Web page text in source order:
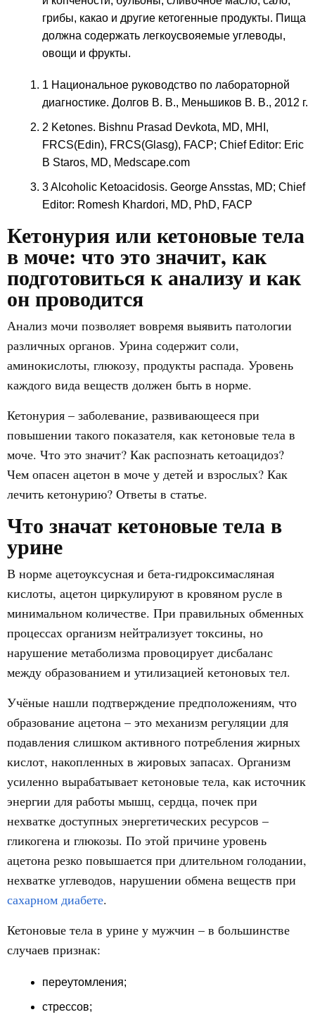
грибы, какао и другие кетогенные продукты. Пища
должна содержать легкоусвояемые углеводы,
овощи и фрукты.
1 Национальное руководство по лабораторной
диагностике. Долгов В. В., Меньшиков В. В., 2012 г.
2 Ketones. Bishnu Prasad Devkota, MD, MHI,
FRCS(Edin), FRCS(Glasg), FACP; Chief Editor: Eric
B Staros, MD, Medscape.com
3 Alcoholic Ketoacidosis. George Ansstas, MD; Chief
Editor: Romesh Khardori, MD, PhD, FACP
Кетонурия или кетоновые тела
в моче: что это значит, как
подготовиться к анализу и как
он проводится
Анализ мочи позволяет вовремя выявить патологии
различных органов. Урина содержит соли,
аминокислоты, глюкозу, продукты распада. Уровень
каждого вида веществ должен быть в норме.
Кетонурия – заболевание, развивающееся при
повышении такого показателя, как кетоновые тела в
моче. Что это значит? Как распознать кетоацидоз?
Чем опасен ацетон в моче у детей и взрослых? Как
лечить кетонурию? Ответы в статье.
Что значат кетоновые тела в
урине
В норме ацетоуксусная и бета-гидроксимасляная
кислоты, ацетон циркулируют в кровяном русле в
минимальном количестве. При правильных обменных
процессах организм нейтрализует токсины, но
нарушение метаболизма провоцирует дисбаланс
между образованием и утилизацией кетоновых тел.
Учёные нашли подтверждение предположениям, что
образование ацетона – это механизм регуляции для
подавления слишком активного потребления жирных
кислот, накопленных в жировых запасах. Организм
усиленно вырабатывает кетоновые тела, как источник
энергии для работы мышц, сердца, почек при
нехватке доступных энергетических ресурсов –
гликогена и глюкозы. По этой причине уровень
ацетона резко повышается при длительном голодании,
нехватке углеводов, нарушении обмена веществ при
сахарном диабете.
Кетоновые тела в урине у мужчин – в большинстве
случаев признак:
переутомления;
стрессов;